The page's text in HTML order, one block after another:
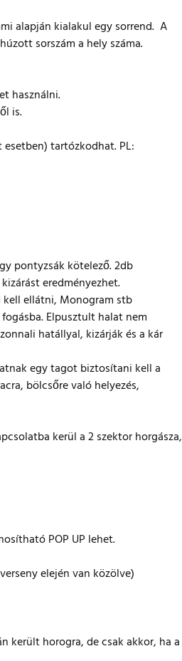
alapján kialakul egy sorrend. A
sorszám a hely száma.
használni.
is.
tartózkodhat. PL:
pontyzsák kötelező. 2db
eredményezhet.
kell ellátni, Monogram stb
Elpusztult halat nem
hatállyal, kizárják és a kár
egy tagot biztosítani kell a
bölcsőre való helyezés,
kerül a 2 szektor horgásza,
POP UP lehet.
elején van közölve)
került horogra, de csak akkor, ha a